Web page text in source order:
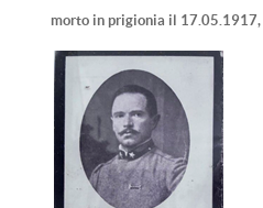
morto in prigionia il 17.05.1917,